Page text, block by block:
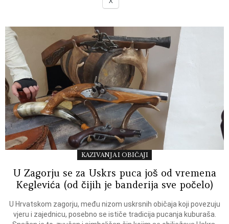
KAZIVANJA I OBIČAJI
U Zagorju se za Uskrs puca još od vremena
Keglevića (od čijih je banderija sve počelo)
U Hrvatskom zagorju, među nizom uskrsnih običaja koji povezuju
vjeru i zajednicu, posebno se ističe tradicija pucanja kuburaša.